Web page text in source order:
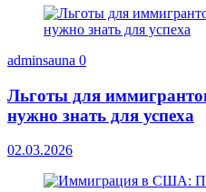
adminsauna 0
Льготы для
нужно знать для успеха
02.03.2026